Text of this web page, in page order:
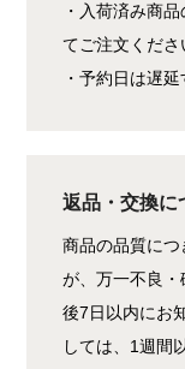
・入荷済み商
てご注文くださ
・予約日は遅
返品・交換に
商品の品質に
が、万一不良
後7日以内にお
しては、1週間